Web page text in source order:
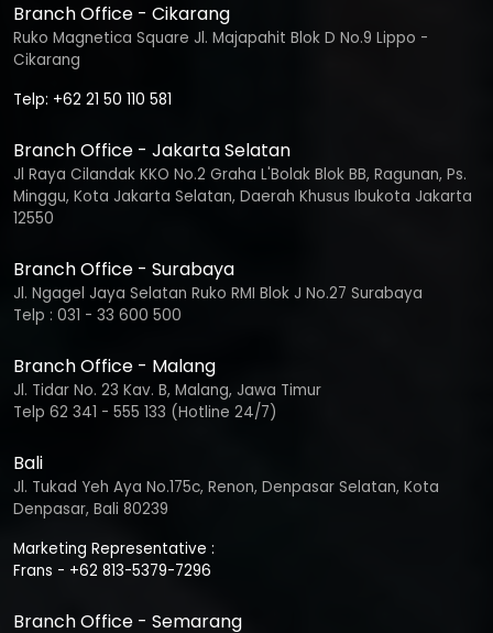
Branch Office - Cikarang
Ruko Magnetica Square Jl. Majapahit Blok D No.9 Lippo -
Cikarang
Telp: +62 21 50 110 581
Branch Office - Jakarta Selatan
Jl Raya Cilandak KKO No.2 Graha L'Bolak Blok BB, Ragunan, Ps.
Minggu, Kota Jakarta Selatan, Daerah Khusus Ibukota Jakarta
12550
Branch Office - Surabaya
Jl. Ngagel Jaya Selatan Ruko RMI Blok J No.27 Surabaya
Telp : 031 - 33 600 500
Branch Office - Malang
Jl. Tidar No. 23 Kav. B, Malang, Jawa Timur
Telp 62 341 - 555 133 (Hotline 24/7)
Bali
Jl. Tukad Yeh Aya No.175c, Renon, Denpasar Selatan, Kota
Denpasar, Bali 80239
Marketing Representative :
Frans - +62 813-5379-7296
Branch Office - Semarang